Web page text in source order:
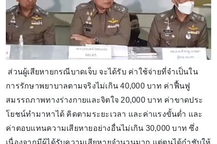
ส่วนผู้เสียหายกรณีบาดเจ็บ จะได้รับ ค่าใช้จ่ายที่จําเป็นใน
การรักษาพยาบาลตามจริงไม่เกิน 40,000 บาท ค่าฟื้นฟู
สมรรถภาพทางร่างกายและจิตใจ 20,000 บาท ค่าขาดประ
โยชน์ทํามาหาได้ คิดตามระยะเวลา และค่าแรงขั้นต่ำ และ
ค่าตอบแทนความเสียหายอย่างอื่นไม่เกิน 30,000 บาท ซึ่ง